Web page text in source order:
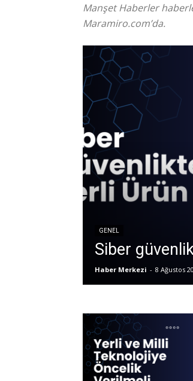
Manşet Haberler
Maramiro.com’da.
GENEL
Siber
Haber Merkezi - 8 Ağustos